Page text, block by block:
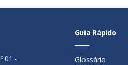
01 -
Guia Rápido
Glossário